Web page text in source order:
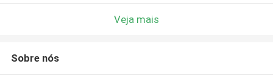
Veja mais
Sobre nós